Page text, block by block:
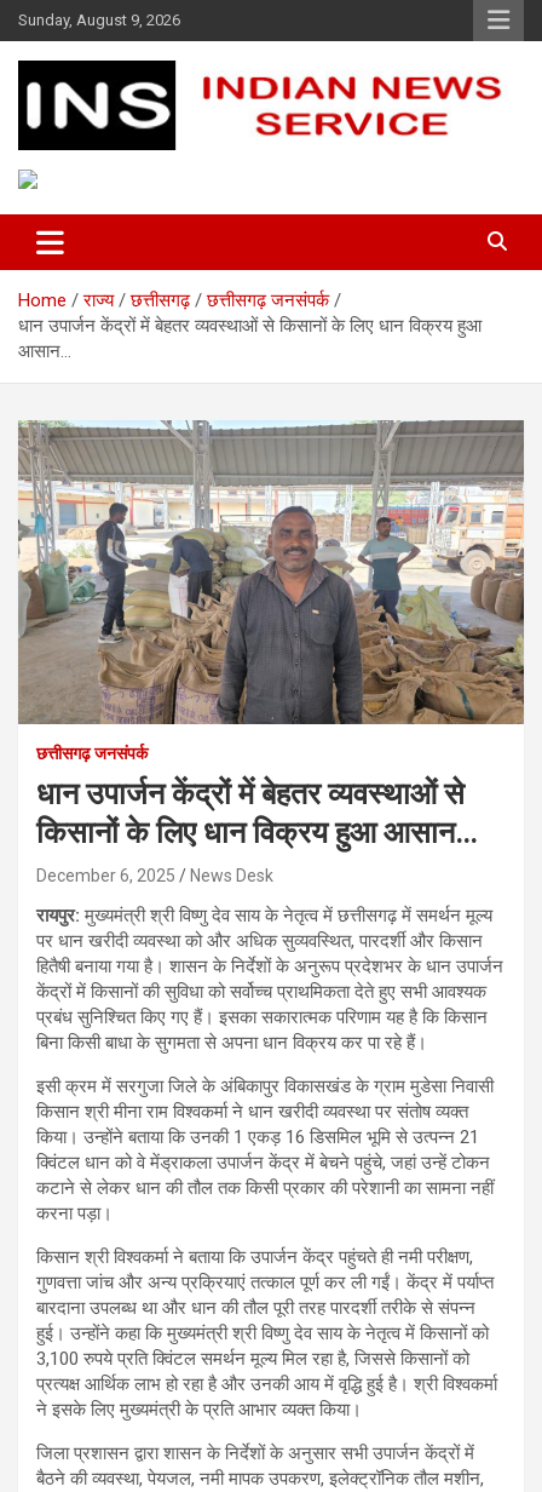
Skip
to
content
Sunday, August 9, 2026
Indian News Service
Home राज्य छत्तीसगढ़
छत्तीसगढ़ जनसंपर्क
धान उपार्जन केंद्रों में बेहतर व्यवस्थाओं से किसानों के लिए धान विक्रय हुआ
आसान…
छत्तीसगढ़ जनसंपर्क
धान उपार्जन केंद्रों में बेहतर व्यवस्थाओं से
किसानों के लिए धान विक्रय हुआ आसान…
December 6, 2025 News Desk
रायपुर:मुख्यमंत्री श्री विष्णु देव साय के नेतृत्व में छत्तीसगढ़ में समर्थन मूल्य
पर धान खरीदी व्यवस्था को और अधिक सुव्यवस्थित, पारदर्शी और किसान
हितैषी बनाया गया है। शासन के निर्देशों के अनुरूप प्रदेशभर के धान उपार्जन
केंद्रों में किसानों की सुविधा को सर्वोच्च प्राथमिकता देते हुए सभी आवश्यक
प्रबंध सुनिश्चित किए गए हैं। इसका सकारात्मक परिणाम यह है कि किसान
बिना किसी बाधा के सुगमता से अपना धान विक्रय कर पा रहे हैं।
इसी क्रम में सरगुजा जिले के अंबिकापुर विकासखंड के ग्राम मुडेसा निवासी
किसान श्री मीना राम विश्वकर्मा ने धान खरीदी व्यवस्था पर संतोष व्यक्त
किया। उन्होंने बताया कि उनकी 1 एकड़ 16 डिसमिल भूमि से उत्पन्न 21
क्विंटल धान को वे मेंड्राकला उपार्जन केंद्र में बेचने पहुंचे, जहां उन्हें टोकन
कटाने से लेकर धान की तौल तक किसी प्रकार की परेशानी का सामना नहीं
करना पड़ा।
किसान श्री विश्वकर्मा ने बताया कि उपार्जन केंद्र पहुंचते ही नमी परीक्षण,
गुणवत्ता जांच और अन्य प्रक्रियाएं तत्काल पूर्ण कर ली गईं। केंद्र में पर्याप्त
बारदाना उपलब्ध था और धान की तौल पूरी तरह पारदर्शी तरीके से संपन्न
हुई। उन्होंने कहा कि मुख्यमंत्री श्री विष्णु देव साय के नेतृत्व में किसानों को
3,100 रुपये प्रति क्विंटल समर्थन मूल्य मिल रहा है, जिससे किसानों को
प्रत्यक्ष आर्थिक लाभ हो रहा है और उनकी आय में वृद्धि हुई है। श्री विश्वकर्मा
ने इसके लिए मुख्यमंत्री के प्रति आभार व्यक्त किया।
जिला प्रशासन द्वारा शासन के निर्देशों के अनुसार सभी उपार्जन केंद्रों में
बैठने की व्यवस्था, पेयजल, नमी मापक उपकरण, इलेक्ट्रॉनिक तौल मशीन,